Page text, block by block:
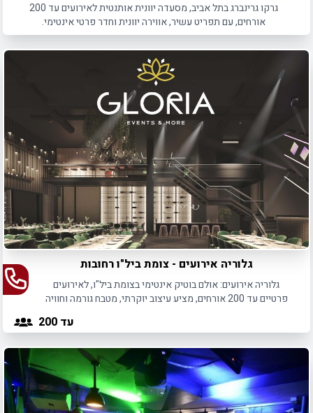
גרקו גרינברג בתל אביב, מסעדה יוונית אותנטית לאירועים עד 200
אורחים, עם תפריט עשיר, אווירה יוונית וחדר פרטי אינטימי.
גלוריה אירועים - צומת ביל"ו רחובות
גלוריה אירועים: אולם בוטיק אינטימי בצומת ביל"ו, לאירועים
פרטיים עד 200 אורחים, מציע עיצוב יוקרתי, מטבח גורמה וחוויה
עד 200